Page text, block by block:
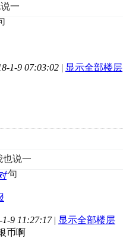
一
1-9 07:03:02 | 显示全部楼层
也说一
句
9 11:27:17 | 显示全部楼层
币啊